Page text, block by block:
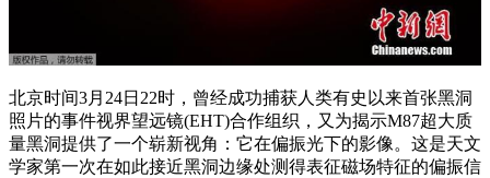
北京时间3月24日22时，曾经成功捕获人类有史以来首张黑洞
照片的事件视界望远镜(EHT)合作组织，又为揭示M87超大质
量黑洞提供了一个崭新视角：它在偏振光下的影像。这是天文
学家第一次在如此接近黑洞边缘处测得表征磁场特征的偏振信